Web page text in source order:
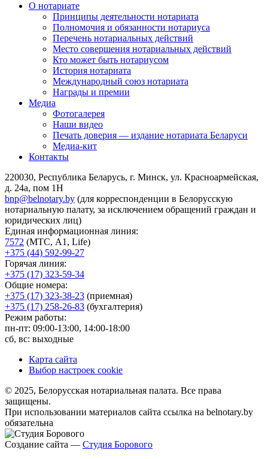
О нотариате
Принципы деятельности нотариата
Полномочия и обязанности нотариуса
Перечень нотариальных действий
Место совершения нотариальных действий
Кто может быть нотариусом
История нотариата
Международный союз нотариата
Награды и премии
Медиа
Фотогалерея
Наши видео
Печать доверия — издание нотариата Беларуси
Медиа-кит
Контакты
220030, Республика Беларусь, г. Минск, ул. Красноармейская,
д. 24а, пом 1Н
bnp@belnotary.by (для корреспонденции в Белорусскую
нотариальную палату, за исключением обращений граждан и
юридических лиц)
Единая информационная линия:
7572 (МТС, A1, Life)
+375 (44) 592-99-27
Горячая линия:
+375 (17) 323-59-34
Общие номера:
+375 (17) 323-38-23 (приемная)
+375 (17) 258-26-83 (бухгалтерия)
Режим работы:
пн-пт: 09:00-13:00, 14:00-18:00
сб, вс: выходные
Карта сайта
Выбор настроек cookie
© 2025, Белорусская нотариальная палата. Все права
защищены.
При использовании материалов сайта ссылка на belnotary.by
обязательна
Создание сайта — Студия Борового